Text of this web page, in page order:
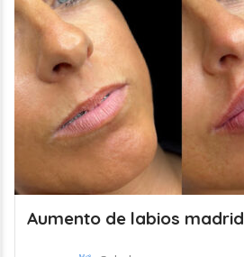
Aumento de labios madrid